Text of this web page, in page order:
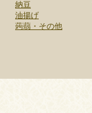
納豆
油揚げ
蒟蒻・その他